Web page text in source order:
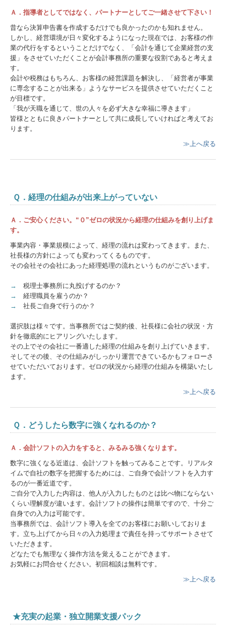
Ａ．指導者としてではなく、パートナーとしてご一緒させて下さい！
昔なら決算申告書を作成するだけでも良かったのかも知れません。
しかし、経営環境が日々変化するようになった現在では、お客様の作
業の代行をするということだけでなく、「会計を通じて企業経営の支
援」をさせていただくことが会計事務所の重要な役割であると考えま
す。
会計や税務はもちろん、お客様の経営課題を解決し、「経営者が事業
に専念することが出来る」ようなサービスを提供させていただくこと
が目標です。
「我が天職を通じて、世の人々を必ず大きな幸福に導きます」
皆様とともに良きパートナーとして共に成長していければと考えてお
ります。
≫上へ戻る
Ｑ．経理の仕組みが出来上がっていない
Ａ．ご安心ください。“０”ゼロの状況から経理の仕組みを創り上げま
す。
事業内容・事業規模によって、経理の流れは変わってきます。また、
社長様の方針によっても変わってくるものです。
その会社その会社にあった経理処理の流れというものがございます。
→ 税理士事務所に丸投げするのか？
→ 経理職員を雇うのか？
→ 社長ご自身で行うのか？
選択肢は様々です。当事務所ではご契約後、社長様に会社の状況・方
針を徹底的にヒアリングいたします。
その上でその会社に一番適した経理の仕組みを創り上げていきます。
そしてその後、その仕組みがしっかり運営できているかもフォローさ
せていただいております。ゼロの状況から経理の仕組みを構築いたし
ます。
≫上へ戻る
Ｑ．どうしたら数字に強くなれるのか？
Ａ．会計ソフトの入力をすると、みるみる強くなります。
数字に強くなる近道は、会計ソフトを触ってみることです。リアルタ
イムで自社の数字を把握するためには、ご自身で会計ソフトを入力す
るのが一番近道です。
ご自分で入力した内容は、他人が入力したものとは比べ物にならない
くらい理解度が違います。会計ソフトの操作は簡単ですので、十分ご
自身での入力は可能です。
当事務所では、会計ソフト導入を全てのお客様にお願いしておりま
す。立ち上げてから日々の入力処理まで責任を持ってサポートさせて
いただきます。
どなたでも無理なく操作方法を覚えることができます。
お気軽にお問合せください。初回相談は無料です。
≫上へ戻る
★充実の起業・独立開業支援パック